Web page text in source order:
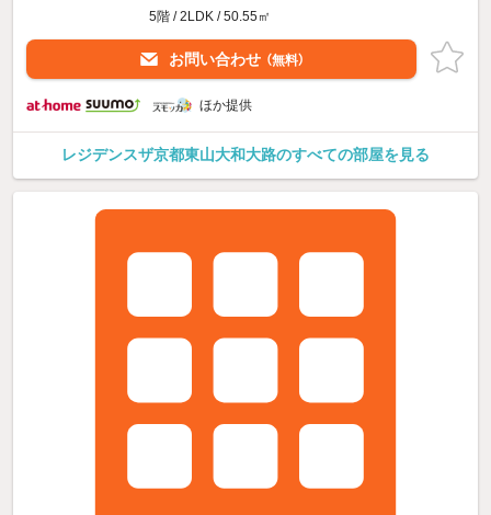
5階 / 2LDK / 50.55㎡
お問い合わせ （無料）
ほか提供
レジデンスザ京都東山大和大路のすべての部屋を見る